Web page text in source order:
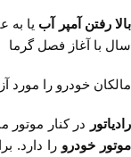
بالا رفتن آمپر آب یا به
سال با آغاز فصل گرما
مالکان خودرو را مورد
رادیاتور در کنار
موتور خودرو را دارد.